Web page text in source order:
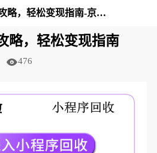
携程礼品卡回收攻略，轻松变现指南-京大大回收
略，轻松变现指南
476